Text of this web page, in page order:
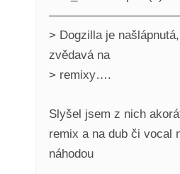
> Dogzilla je
zvědavá na
> remixy….
Slyšel jsem z nich
remix a na dub či vocal
náhodou